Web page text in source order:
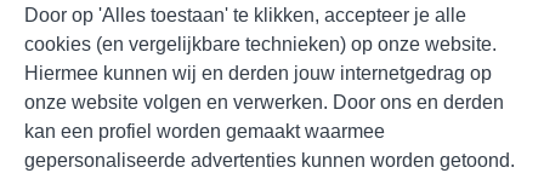
Door op 'Alles toestaan' te klikken, accepteer je alle
cookies (en vergelijkbare technieken) op onze website.
Hiermee kunnen wij en derden jouw internetgedrag op
onze website volgen en verwerken. Door ons en derden
kan een profiel worden gemaakt waarmee
gepersonaliseerde advertenties kunnen worden getoond.
Contact
088 730 48 00
info@fsin.nl
Nieuwsbrief
Elke maand de beste insights en outlooks
voor de foodmarkt!